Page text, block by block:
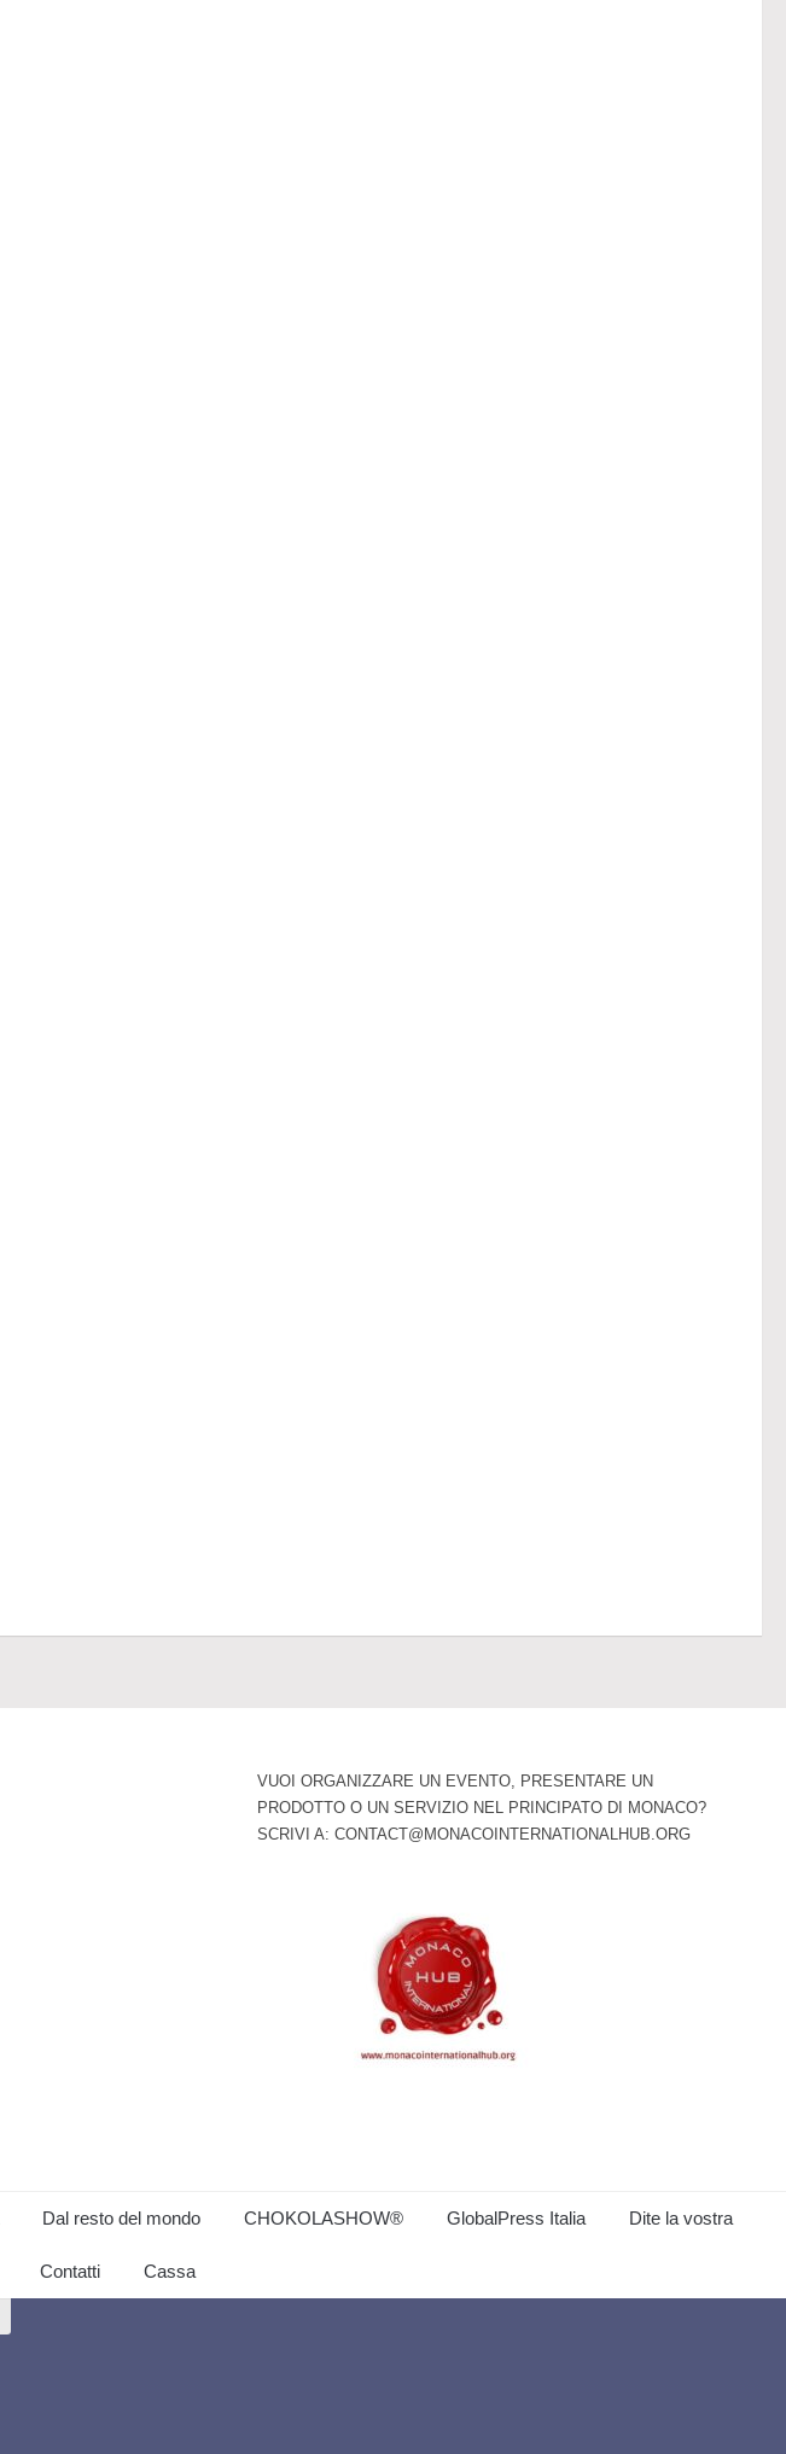
VUOI ORGANIZZARE UN EVENTO, PRESENTARE UN
PRODOTTO O UN SERVIZIO NEL PRINCIPATO DI MONACO?
SCRIVI A: CONTACT@MONACOINTERNATIONALHUB.ORG
Dal resto del mondo CHOKOLASHOW® GlobalPress Italia Dite la vostra
Contatti Cassa